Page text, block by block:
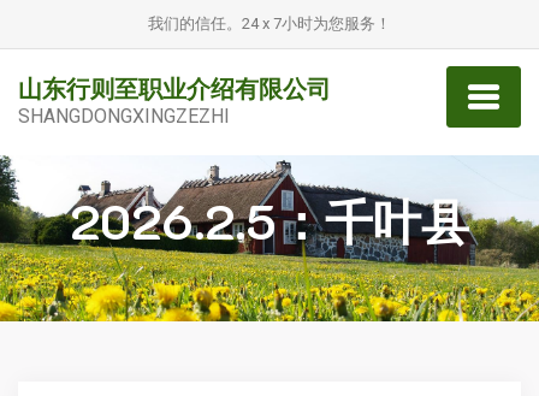
我们的信任。24 x 7小时为您服务！
山东行则至职业介绍有限公司
SHANGDONGXINGZEZHI
2026.2.5：千叶县